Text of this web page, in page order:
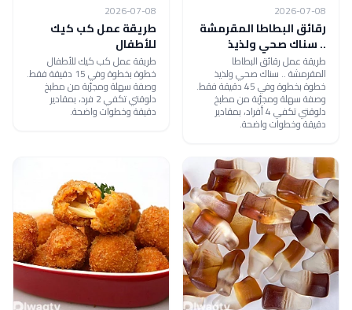
2026-07-08
رقائق البطاطا المقرمشة
.. سناك صحي ولذيذ
طريقة عمل رقائق البطاطا
المقرمشة .. سناك صحي ولذيذ
خطوة بخطوة وفي 45 دقيقة فقط.
وصفة سهلة ومجرّبة من مطبخ
دلوقتي تكفي 4 أفراد، بمقادير
دقيقة وخطوات واضحة.
2026-07-08
طريقة عمل كب كيك
للأطفال
طريقة عمل كب كيك للأطفال
خطوة بخطوة وفي 15 دقيقة فقط.
وصفة سهلة ومجرّبة من مطبخ
دلوقتي تكفي 2 فرد، بمقادير
دقيقة وخطوات واضحة.